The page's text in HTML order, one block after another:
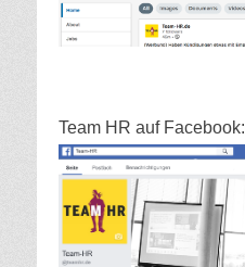
Team HR auf Facebook: